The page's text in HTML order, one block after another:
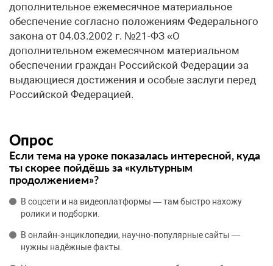
дополнительное ежемесячное материальное
обеспечение согласно положениям Федерального
закона от 04.03.2002 г. №21-ФЗ «О
дополнительном ежемесячном материальном
обеспечении граждан Российской Федерации за
выдающиеся достижения и особые заслуги перед
Российской Федерацией.
Опрос
Если тема на уроке показалась интересной, куда
ты скорее пойдёшь за «культурным
продолжением»?
В соцсети и на видеоплатформы — там быстро нахожу
ролики и подборки.
В онлайн‑энциклопедии, научно‑популярные сайты —
нужны надёжные факты.